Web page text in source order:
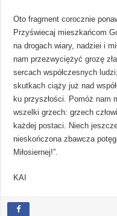
Oto fragment corocznie
Przyświecaj mieszkańcom
na drogach wiary, nadziei i
nam przezwyciężyć grozę
sercach współczesnych
skutkach ciąży już nad
ku przyszłości. Pomóż nam
wszelki grzech: grzech
każdej postaci. Niech
nieskończona zbawcza
Miłosiernej!”.
KAI